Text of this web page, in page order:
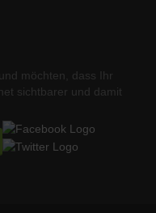
möchten, dass Ihr
sichtbarer und damit